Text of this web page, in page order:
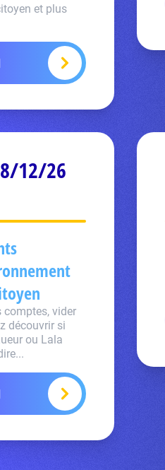
et plus
12/26
comptes, vider
découvrir si
ou Lala